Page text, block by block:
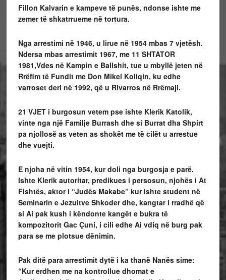
Fillon Kalvarin e kampeve të punës, ndonse ishte me
zemer të shkatrrueme në tortura.
Nga arrestimi në 1946, u lirue në 1954 mbas 7 vjetësh.
Ndersa mbas arrestimit 1967, me 11 SHTATOR
1981,Vdes në Kampin e Ballshit, tue u mbyllë jeten në
Rrëfim të Fundit me Don Mikel Koliqin, ku edhe
varroset deri në 1992, që u Rivarros në Rrëmaji.
21 VJET i burgosun vetem pse ishte Klerik Katolik,
vinte nga një Familje Burrash dhe si Burrat dha Shpirt
pa njollosë as veten as shokët me të cilët u arrestue
dhe vuejti.
E njoha në vitin 1954, kur doli nga burgosja e parë.
Ishte Klerik autoritar, predikues i persosun, njohës i At
Fishtës, aktor i “Judës Makabe” kur ishte student në
Seminarin e Jezuitve Shkoder dhe, kangtar i rradhë që
si Ai pak kush i këndonte kangët e bukra të
kompozitorit Gac Çuni, i cili edhe Ai vdiq në burg pak
para se me plotsue dënimin.
Pak ditë para arrestimit dytë i ka thanë Nanës sime:
“Kur erdhen me na kontrollue dhomat e